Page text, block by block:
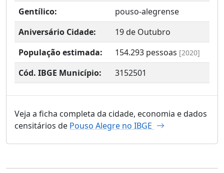
Gentílico:
pouso-alegrense
Aniversário Cidade:
19 de Outubro
População estimada:
154.293 pessoas [2020]
Cód. IBGE Município: 3152501
Veja a ficha completa da cidade, economia e dados
censitários de Pouso Alegre no IBGE